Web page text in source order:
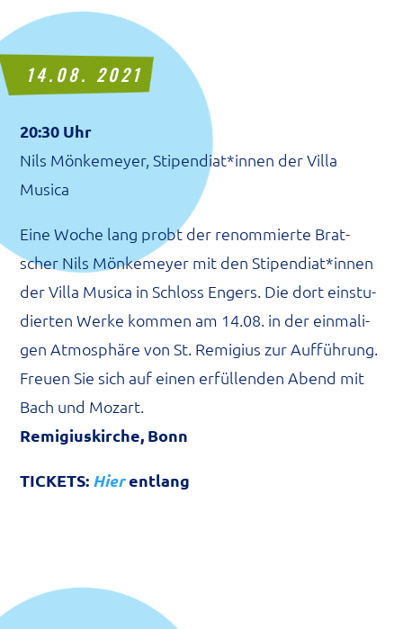
14.08. 2021
20:30 Uhr
Nils Mön­ke­mey­er, Stipendiat*innen der Vil­la
Musica
Eine Woche lang probt der renom­mier­te Brat­
scher Nils Mön­ke­mey­er mit den Stipendiat*innen
der Vil­la Musi­ca in Schloss Engers. Die dort ein­stu­
dier­ten Wer­ke kom­men am 14.08. in der ein­ma­li­
gen Atmo­sphä­re von St. Remi­gius zur Auf­füh­rung.
Freu­en Sie sich auf einen erfül­len­den Abend mit
Bach und Mozart.
Remi­giu­s­kir­che, Bonn
TICKETS: Hierentlang